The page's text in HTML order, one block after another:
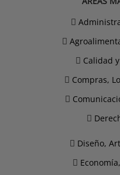
Calidad
Compras,
Diseño,